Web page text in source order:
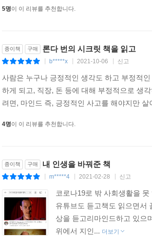
5명이 이 리뷰를 추천합니다.
종이책 구매 론다 번의 시크릿 책을 읽고
b*****x 2021-10-06 신고
사람은 누구나 긍정적인 생각도 하고 부정적
하게 되고, 직장, 돈 등에 대해 부정적으로 생
려면, 마인드 즉, 긍정적인 사고를 해야지만
4명이 이 리뷰를 추천합니다.
종이책 구매 내 인생을 바꿔준 책
m*****4 2021-02-28 신고
코로나19로 밖 사회생활을
유튜브도 듣고책도 읽으면서
상을 듣고리마인드하고 있으
위에서 지인... 더보기